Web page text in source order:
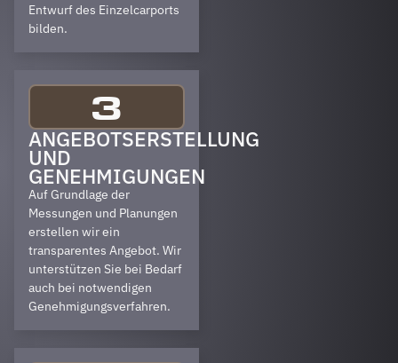
Entwurf des Einzelcarports
bilden.
3
ANGEBOTSERSTELLUNG
UND
GENEHMIGUNGEN
Auf Grundlage der
Messungen und Planungen
erstellen wir ein
transparentes Angebot. Wir
unterstützen Sie bei Bedarf
auch bei notwendigen
Genehmigungsverfahren.